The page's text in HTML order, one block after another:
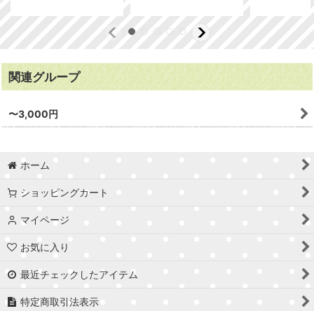
関連グループ
〜3,000円
ホーム
ショッピングカート
マイページ
お気に入り
最近チェックしたアイテム
特定商取引法表示